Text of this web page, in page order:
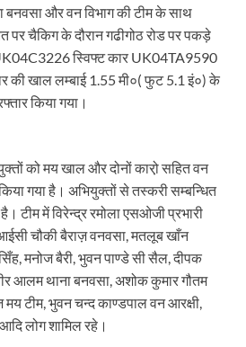
बनवसा और वन विभाग की टीम के साथ
पर चैकिग के दौरान गढीगोठ रोड पर पकड़े
स्विफ्ट कार UK04TA9590
की खाल लम्बाई 1.55 मी०( फुट 5.1 इं०) के
किया गया।
को मय खाल और दोनों कारो़ सहित वन
गया है। अभियुक्तों से तस्करी सम्बन्धित
टीम में विरेन्द्र रमोला एसओजी प्रभारी
आईसी चौकी बैराज़ वनवसा, मतलूब खाँन
मनोज बैरी, भुवन पाण्डे सी सैल, दीपक
आलम थाना बनवसा, अशोक कुमार गौतम
मय टीम, भुवन चन्द काण्डपाल वन आरक्षी,
लोग शामिल रहे।